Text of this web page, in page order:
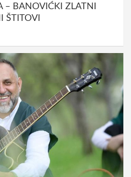
– BANOVIĆKI ZLATNI
ŠTITOVI